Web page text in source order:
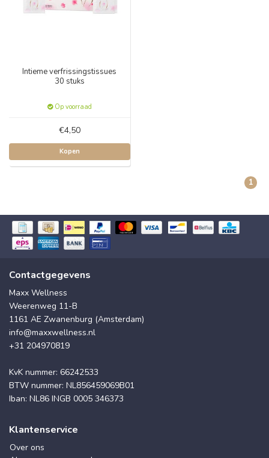
Intieme verfrissingstissues
30 stuks
Op voorraad
€4,50
Kopen
1
Contactgegevens
Maxx Wellness
Weerenweg 11-B
1161 AE Zwanenburg (Amsterdam)
info@maxxwellness.nl
+31 204970819
KvK nummer: 66242533
BTW nummer: NL856459069B01
Iban: NL86 INGB 0005 346373
Klantenservice
Over ons